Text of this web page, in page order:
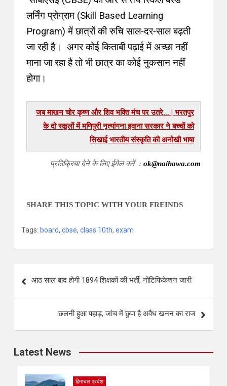
लर्निंग प्रोग्राम (Skill Based Learning
Program) में छात्रों की रुचि साल-दर-साल बढ़ती
जा रही है। अगर कोई किताबी पढ़ाई में अच्छा नहीं
माना जा रहा है तो भी छात्र का कोई नुकसान नहीं
होगा।
राजस्थान कैबिनेट का बड़ा ‘मास्टरस्ट्रोक’ | कर्मचारियों को
मिला बड़ा बीमा तोहफा, अब चुनाव भी बदलेंगे… जानिए 7 सबसे
बड़े फैसले
प्रतिक्रिया देने के लिए ईमेल करें : ok@naihawa.com
SHARE THIS TOPIC WITH YOUR FREINDS
Tags: board, cbse, class 10th, exam
आठ साल बाद होगी 1894 शिक्षकों की भर्ती, नोटिफिकेशन जारी
छलनी हुआ पहाड़, जांच में छुपा है अवैध खनन का राज
Latest News
हिमाचल प्रदेश